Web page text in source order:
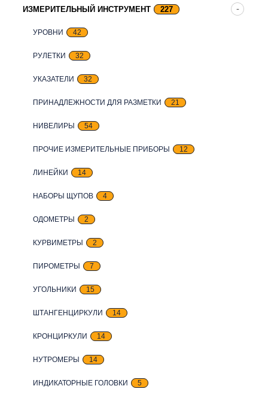
ИЗМЕРИТЕЛЬНЫЙ ИНСТРУМЕНТ 227
УРОВНИ 42
РУЛЕТКИ 32
УКАЗАТЕЛИ 32
ПРИНАДЛЕЖНОСТИ ДЛЯ РАЗМЕТКИ 21
НИВЕЛИРЫ 54
ПРОЧИЕ ИЗМЕРИТЕЛЬНЫЕ ПРИБОРЫ 12
ЛИНЕЙКИ 14
НАБОРЫ ЩУПОВ 4
ОДОМЕТРЫ 2
КУРВИМЕТРЫ 2
ПИРОМЕТРЫ 7
УГОЛЬНИКИ 15
ШТАНГЕНЦИРКУЛИ 14
КРОНЦИРКУЛИ 14
НУТРОМЕРЫ 14
ИНДИКАТОРНЫЕ ГОЛОВКИ 5